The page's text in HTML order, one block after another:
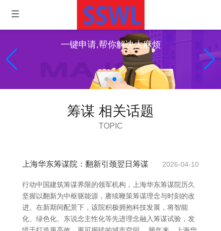
一键申请,帮你解决大麻烦
筹谋 相关话题
TOPIC
上海华东筹谋院：翻新引颈翌日筹谋 2026-04-10
行动中国建筑筹谋界限的领军机构，上海华东筹谋院历久
坚握以翻新为中枢驱能源，赓续鞭策筹谋理念与时刻的改
进。在新期间配景下，该院积极拥抱科技发展，将智能
化、绿色化、东说念主性化等先进理念融入筹谋试验，发